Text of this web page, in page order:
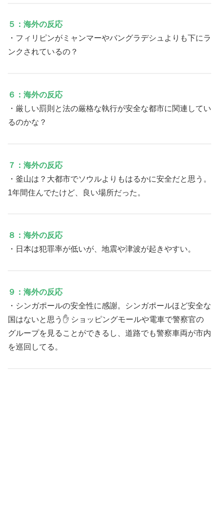
５：海外の反応
・フィリピンがミャンマーやバングラデシュよりも下にラ
ンクされているの？
６：海外の反応
・厳しい罰則と法の厳格な執行が安全な都市に関連してい
るのかな？
７：海外の反応
・釜山は？大都市でソウルよりもはるかに安全だと思う。
1年間住んでたけど、良い場所だった。
８：海外の反応
・日本は犯罪率が低いが、地震や津波が起きやすい。
９：海外の反応
・シンガポールの安全性に感謝。シンガポールほど安全な
国はないと思う✋ ショッピングモールや電車で警察官の
グループを見ることができるし、道路でも警察車両が市内
を巡回してる。